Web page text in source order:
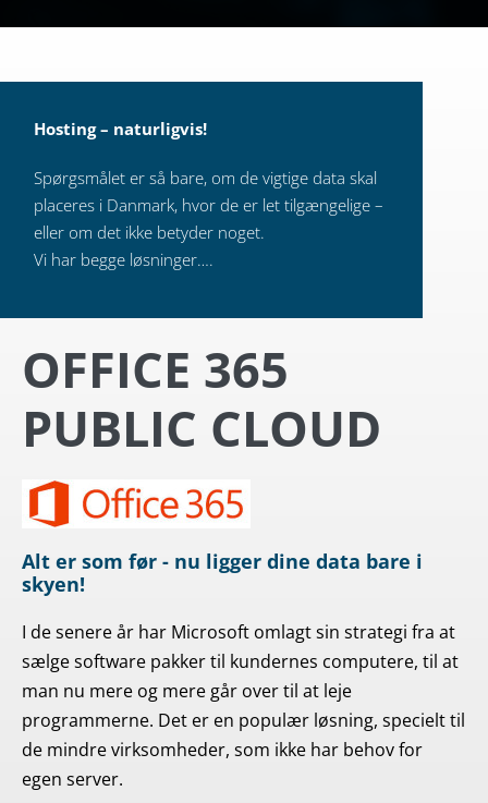
Hosting – naturligvis!
Spørgsmålet er så bare, om de vigtige data skal
placeres i Danmark, hvor de er let tilgængelige –
eller om det ikke betyder noget.
Vi har begge løsninger….
OFFICE 365
PUBLIC CLOUD
Alt er som før - nu ligger dine data bare i
skyen!
I de senere år har Microsoft omlagt sin strategi fra at
sælge software pakker til kundernes computere, til at
man nu mere og mere går over til at leje
programmerne. Det er en populær løsning, specielt til
de mindre virksomheder, som ikke har behov for
egen server.